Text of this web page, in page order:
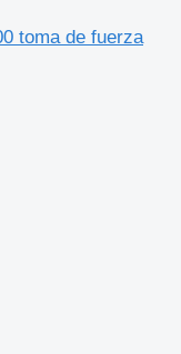
toma de fuerza